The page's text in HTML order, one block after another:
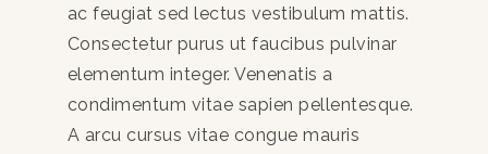
ac feugiat sed lectus vestibulum mattis.
Consectetur purus ut faucibus pulvinar
elementum integer. Venenatis a
condimentum vitae sapien pellentesque.
A arcu cursus vitae congue mauris